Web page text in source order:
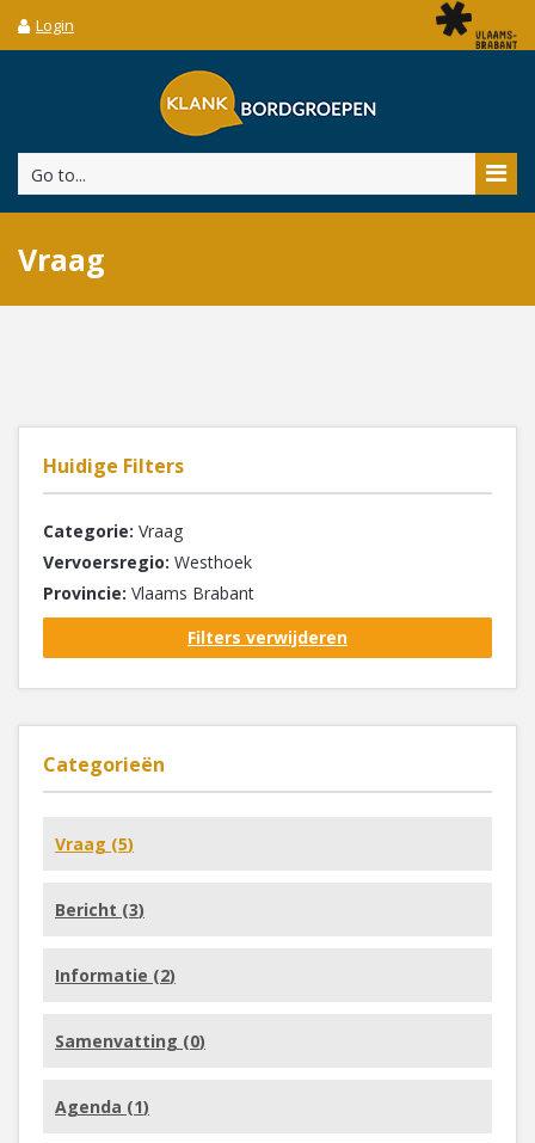
Login
Go to...
Vraag
Huidige Filters
Categorie: Vraag
Vervoersregio: Westhoek
Provincie: Vlaams Brabant
Filters verwijderen
Categorieën
Vraag (5)
Bericht (3)
Informatie (2)
Samenvatting (0)
Agenda (1)